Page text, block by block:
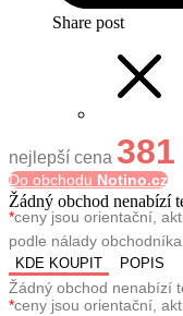
Share post
nejlepší cena
Do obchodu Notino.cz
Žádný obchod nenabízí
*ceny jsou orientační,
podle nálady obchodníka
KDE KOUPIT POPIS
Žádný obchod nenabízí
*ceny jsou orientační,